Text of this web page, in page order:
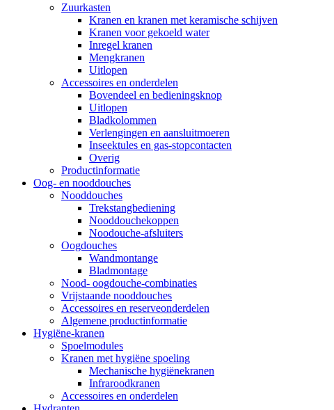
Zuurkasten
Kranen en kranen met keramische schijven
Kranen voor gekoeld water
Inregel kranen
Mengkranen
Uitlopen
Accessoires en onderdelen
Bovendeel en bedieningsknop
Uitlopen
Bladkolommen
Verlengingen en aansluitmoeren
Inseektules en gas-stopcontacten
Overig
Productinformatie
Oog- en nooddouches
Nooddouches
Trekstangbediening
Nooddouchekoppen
Noodouche-afsluiters
Oogdouches
Wandmontange
Bladmontage
Nood- oogdouche-combinaties
Vrijstaande nooddouches
Accessoires en reserveonderdelen
Algemene productinformatie
Hygiëne-kranen
Spoelmodules
Kranen met hygiëne spoeling
Mechanische hygiënekranen
Infraroodkranen
Accessoires en onderdelen